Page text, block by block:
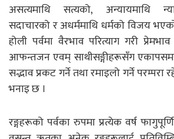
असत्यमाथि सत्यको, अन्यायमाथि
सदाचारको र अधर्ममाथि धर्मको विजय
होली पर्वमा वैरभाव परित्याग गरी
आफन्तजन एवम् साथीसङ्गीहरूसँग
सद्भाव प्रकट गर्ने तथा रमाइलो गर्ने परम्परा
भनाइ छ ।
रङ्गहरूको पर्वका रुपमा प्रत्येक वर्ष